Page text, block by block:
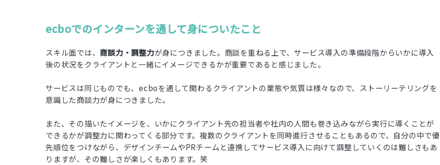
ecboでのインターンを通して身についたこと
スキル面では、 商談力・調整力が身につきました。商談を重ねる上で、サービス導入の準備段階からいかに導入
後の状況をクライアントと一緒にイメージできるかが重要であると感じました。
サービスは同じものでも、ecboを通して関わるクライアントの業態や気質は様々なので、ストーリーテリングを
意識した商談力が身につきました。
また、その描いたイメージを、いかにクライアント先の担当者や社内の人間も巻き込みながら実行に導くことが
できるかが調整力に関わってくる部分です。複数のクライアントを同時進行させることもあるので、自分の中で優
先順位をつけながら、デザインチームやPRチームと連携してサービス導入に向けて調整していくのは難しさもあ
りますが、その難しさが楽しくもあります。笑